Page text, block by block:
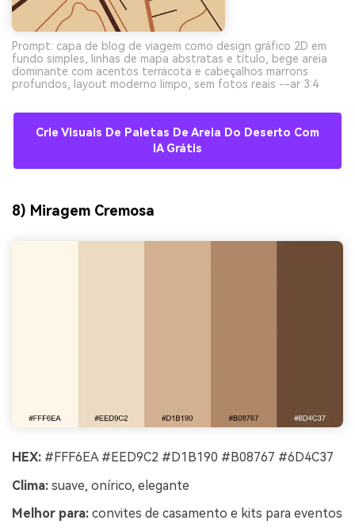
Prompt: capa de blog de viagem como design gráfico 2D em
fundo simples, linhas de mapa abstratas e título, bege areia
dominante com acentos terracota e cabeçalhos marrons
profundos, layout moderno limpo, sem fotos reais --ar 3:4
Crie Visuais De Paletas De Areia Do Deserto Com
IA Grátis
8) Miragem Cremosa
HEX: #FFF6EA #EED9C2 #D1B190 #B08767 #6D4C37
Clima: suave, onírico, elegante
Melhor para: convites de casamento e kits para eventos